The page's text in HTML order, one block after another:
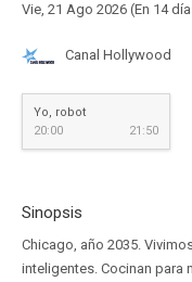
Vie, 21 Ago 2026 (En 14
Canal Hollywood
Yo, robot
20:00
21:50
Sinopsis
Chicago, año 2035.
inteligentes. Cocinan para